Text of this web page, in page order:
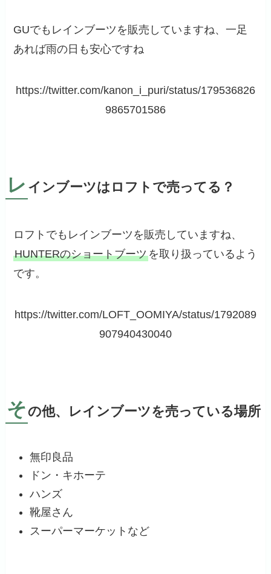
GUでもレインブーツを販売していますね、一足
あれば雨の日も安心ですね
https://twitter.com/kanon_i_puri/status/179536826
9865701586
レ インブーツはロフトで売ってる？
ロフトでもレインブーツを販売していますね、
HUNTERのショートブーツを取り扱っているよう
です。
https://twitter.com/LOFT_OOMIYA/status/1792089
907940430040
そ の他、レインブーツを売っている場所
無印良品
ドン・キホーテ
ハンズ
靴屋さん
スーパーマーケットなど